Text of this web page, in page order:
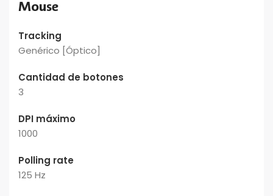
Mouse
Tracking
Genérico [Óptico]
Cantidad de botones
3
DPI máximo
1000
Polling rate
125 Hz